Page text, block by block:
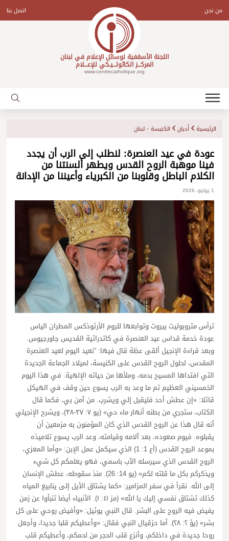
contentمن نحن اتصل بنا
اللجنة الأسقفية لوسائل الإعلام في لبنان
المركـــز الكاثولـــيـكي للإعـــلام
www.centrecatholique.org
الرئيسية أديان الكنيسة - لبنان
عودة في عيد العنصرة: لنطلب إلى الرب أن يجدد
فينا موهبة الروح القدس ويطهر ألسنتنا من
الكلام الباطل وقلوبنا من الكبرياء وأعيننا من الإدانة
1 يونيو، 2026
ترأس متروبوليت بيروت وتوابعها للروم الأرثوذكس المطران الياس
عودة خدمة قداس عيد العنصرة في كاتدرائية القديس جاورجيوس.
وبعد قراءة الإنجيل ألقى عظة قال فيها: “نعيد اليوم لعيد العنصرة
المقدس، لحلول الروح القدس على الكنيسة، لميلاد الجماعة الجديدة
التي افتداها المسيح بدمه، وملأها من حياته الإلهية. في هذا اليوم
الخمسيني العظيم تم ما وعد به الرب يسوع حين وقف في الهيكل
قائلا: «إن عطش أحد فليقبل إلي ويشرب. من آمن بي، فكما قال
الكتاب، ستجري من بطنه أنهار ماء حي» (يو ٧: ٣٧-٣٨)، ويشرح الإنجيلي
أنه قال هذا عن الروح القدس الذي كان المؤمنون به مزمعين أن
يقبلوه. فيوم صعوده، بعد آلامه وقيامته، وعد الرب يسوع تلاميذه
بموعد الروح القدس (أع 1: 1) الذي سيكمل عمل الإبن: «وأما المعزي،
الروح القدس الذي سيرسله الآب باسمي، فهو يعلمكم كل شيء
ويذكركم بكل ما قلته لكم» (يو 14: 26). منذ سقوطه، عطش الإنسان
إلى الله. نقرأ في سفر المزامير: «كما يشتاق الأيل إلى ينابيع المياه
كذلك تشتاق نفسي إليك يا الله» (مز ٤١: ١). الأنبياء أيضا تنبأوا عن زمن
يفيض فيه الروح على البشر. قال النبي يوئيل: «وأفيض روحي على كل
بشر» (يؤ ٢: ٢٨). أما حزقيال النبي فقال: «وأعطيكم قلبا جديدا، وأجعل
روحا جديدة في داخلكم، وأنزع قلب الحجر من لحمكم، وأعطيكم قلب